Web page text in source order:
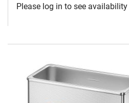
Please log in to see availability